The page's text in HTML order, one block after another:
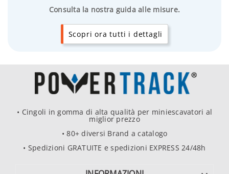
Consulta la nostra guida alle misure.
Scopri ora tutti i dettagli
• Cingoli in gomma di alta qualità per miniescavatori al
miglior prezzo
• 80+ diversi Brand a catalogo
• Spedizioni GRATUITE e spedizioni EXPRESS 24/48h